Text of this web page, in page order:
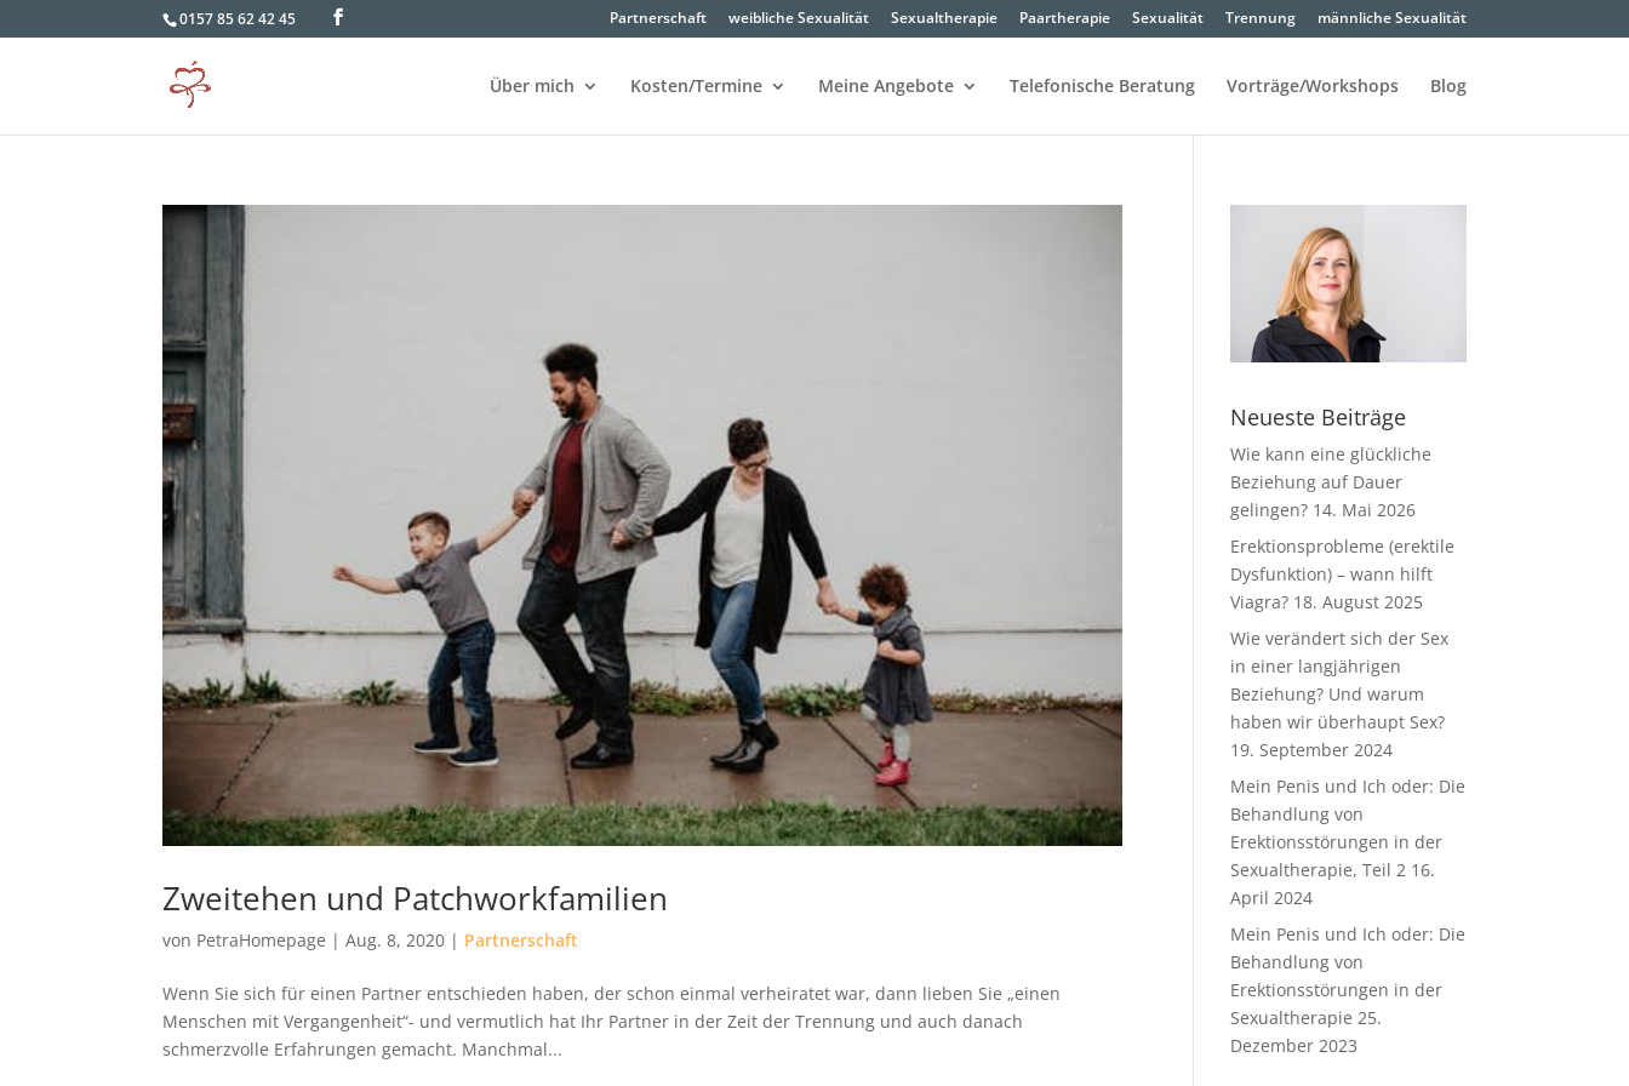
0157 85 62 42 45 Partnerschaft weibliche Sexualität Sexualtherapie Paartherapie Sexualität Trennung männliche Sexualität
Über mich Kosten/Termine Meine Angebote Telefonische Beratung Vorträge/Workshops Blog
Zweitehen und Patchworkfamilien
von PetraHomepage |Aug. 8, 2020 | Partnerschaft
Wenn Sie sich für einen Partner entschieden haben, der schon einmal verheiratet war, dann lieben Sie „einen
Menschen mit Vergangenheit“- und vermutlich hat Ihr Partner in der Zeit der Trennung und auch danach
schmerzvolle Erfahrungen gemacht. Manchmal...
Neueste Beiträge
Wie kann eine glückliche
Beziehung auf Dauer
gelingen? 14. Mai 2026
Erektionsprobleme (erektile
Dysfunktion) – wann hilft
Viagra? 18. August 2025
Wie verändert sich der Sex
in einer langjährigen
Beziehung? Und warum
haben wir überhaupt Sex?
19. September 2024
Mein Penis und Ich oder: Die
Behandlung von
Erektionsstörungen in der
Sexualtherapie, Teil 2 16.
April 2024
Mein Penis und Ich oder: Die
Behandlung von
Erektionsstörungen in der
Sexualtherapie 25.
Dezember 2023